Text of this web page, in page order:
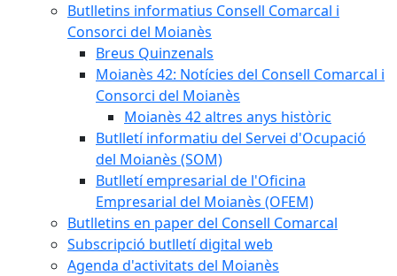
Butlletins informatius Consell Comarcal i
Consorci del Moianès
Breus Quinzenals
Moianès 42: Notícies del Consell Comarcal i
Consorci del Moianès
Moianès 42 altres anys històric
Butlletí informatiu del Servei d'Ocupació
del Moianès (SOM)
Butlletí empresarial de l'Oficina
Empresarial del Moianès (OFEM)
Butlletins en paper del Consell Comarcal
Subscripció butlletí digital web
Agenda d'activitats del Moianès